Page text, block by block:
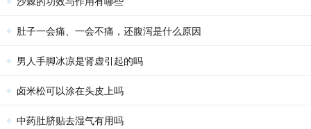
肚子一会痛、一会不痛，还腹泻是什么原因
男人手脚冰凉是肾虚引起的吗
卤米松可以涂在头皮上吗
中药肚脐贴去湿气有用吗